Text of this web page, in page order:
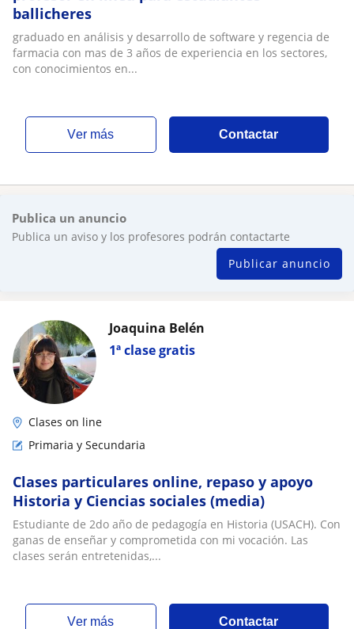
ballicheres
graduado en análisis y desarrollo de software y regencia de
farmacia con mas de 3 años de experiencia en los sectores,
con conocimientos en...
ver más Contactar
Publica un anuncio
Publica un aviso y los profesores podrán contactarte
Publicar anuncio
1ª clase gratis
Joaquina Belén
Clases on line
Primaria y Secundaria
Clases particulares online, repaso y apoyo
Historia y Ciencias sociales (media)
Estudiante de 2do año de pedagogía en Historia (USACH). Con
ganas de enseñar y comprometida con mi vocación. Las
clases serán entretenidas,...
ver más Contactar